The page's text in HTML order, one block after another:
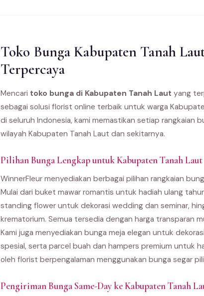
Toko Bunga Kabupaten Tanah
Terpercaya
Mencari toko bunga di Kabupaten Tanah Laut yang
sebagai solusi florist online terbaik untuk warga
di seluruh Indonesia, kami memastikan setiap rangkaian
wilayah Kabupaten Tanah Laut dan sekitarnya.
Pilihan Bunga Lengkap untuk Kabupaten Tanah Laut
WinnerFleur menyediakan berbagai pilihan rangkaian
Mulai dari buket mawar romantis untuk hadiah ulang
standing flower untuk dekorasi wedding dan seminar,
krematorium. Semua tersedia dengan harga transparan
Kami juga menyediakan bunga meja elegan untuk
spesial, serta parcel buah dan hampers premium untuk
oleh florist berpengalaman menggunakan bunga segar
Pengiriman Bunga Same-Day ke Kabupaten Tanah